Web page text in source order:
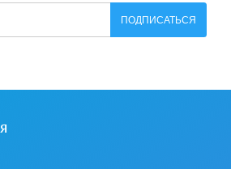
ПОДПИСАТЬСЯ